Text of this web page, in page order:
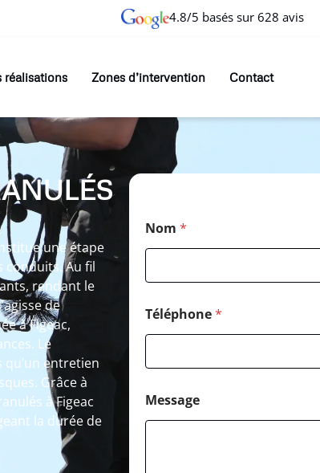
4.8/5 basés sur 628 avis
réalisations Zones d’intervention Contact
une étape
conduits. Au fil
rendant le
de
à Figeac,
Le
qu’un entretien
Grâce à
à Figeac
la durée de
Nom *
Téléphone*
Message